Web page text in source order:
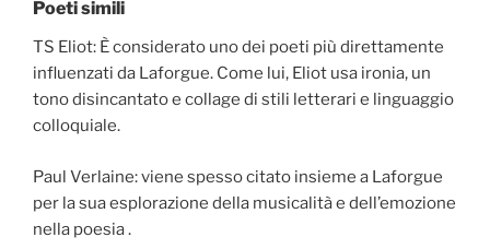
Poeti simili
TS Eliot: È considerato uno dei poeti più direttamente
influenzati da Laforgue. Come lui, Eliot usa ironia, un
tono disincantato e collage di stili letterari e linguaggio
colloquiale.
Paul Verlaine: viene spesso citato insieme a Laforgue
per la sua esplorazione della musicalità e dell’emozione
nella poesia .